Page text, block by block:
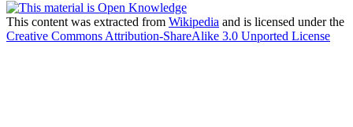
This content was extracted from Wikipedia and is licensed under the
Creative Commons Attribution-ShareAlike 3.0 Unported License